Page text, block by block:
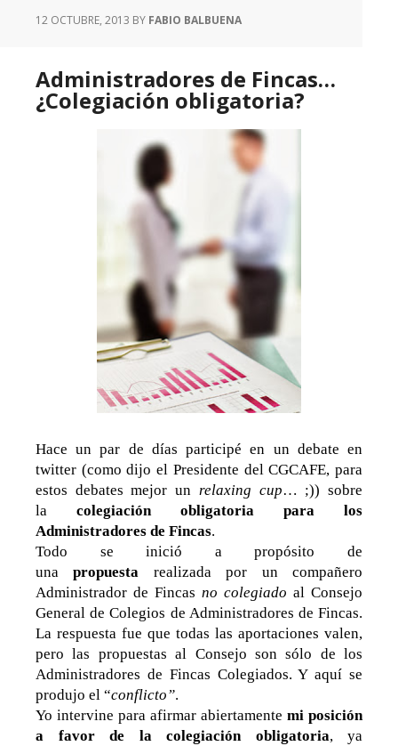
12 OCTUBRE, 2013 BY FABIO BALBUENA
Administradores de Fincas…
¿Colegiación obligatoria?
Hace un par de días participé en un debate en
twitter (como dijo el Presidente del CGCAFE, para
estos debates mejor un relaxing cup… ;)) sobre
la colegiación obligatoria para los
Administradores de Fincas.
Todo se inició a propósito de
unapropuesta realizada por un compañero
Administrador de Fincas no colegiado al Consejo
General de Colegios de Administradores de Fincas.
La respuesta fue que todas las aportaciones valen,
pero las propuestas al Consejo son sólo de los
Administradores de Fincas Colegiados. Y aquí se
produjo el “conflicto”.
Yo intervine para afirmar abiertamente mi posición
a favor de la colegiación obligatoria, ya